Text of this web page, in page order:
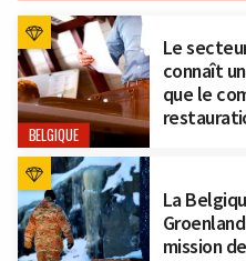
BELGIQUE
Le
connaît
que le
La
mission